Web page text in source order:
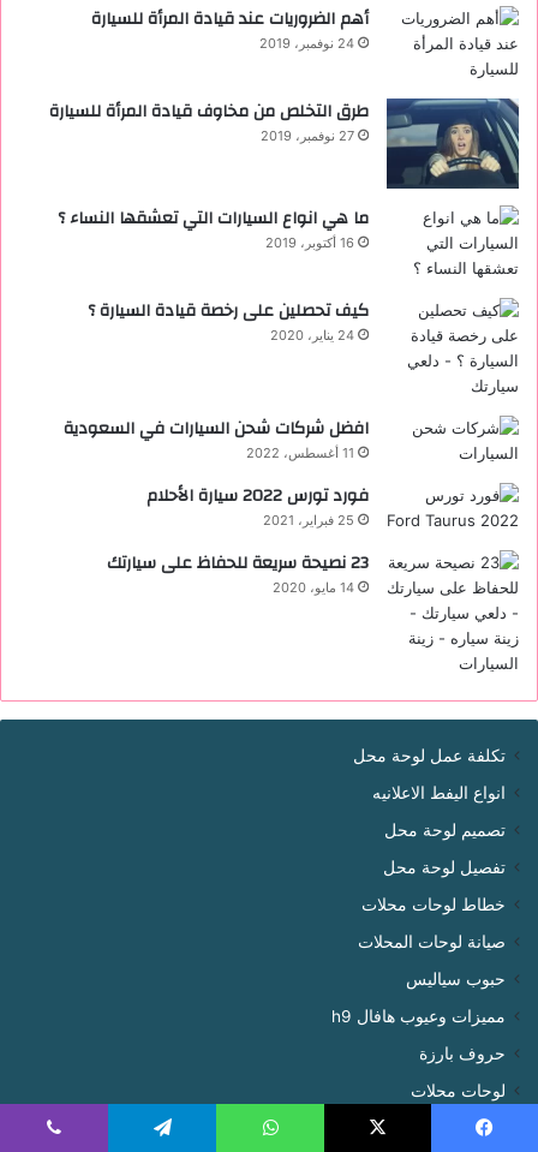
أهم الضروريات عند قيادة المرأة للسيارة
24 نوفمبر، 2019
طرق التخلص من مخاوف قيادة المرأة للسيارة
27 نوفمبر، 2019
ما هي انواع السيارات التي تعشقها النساء ؟
16 أكتوبر، 2019
كيف تحصلين على رخصة قيادة السيارة ؟
24 يناير، 2020
افضل شركات شحن السيارات في السعودية
11 أغسطس، 2022
فورد تورس 2022 ‏سيارة الأحلام
25 فبراير، 2021
23 نصيحة سريعة للحفاظ على سيارتك
14 مايو، 2020
تكلفة عمل لوحة محل
انواع اليفط الاعلانيه
تصميم لوحة محل
تفصيل لوحة محل
خطاط لوحات محلات
صيانة لوحات المحلات
حبوب سياليس
مميزات وعيوب هافال h9
حروف بارزة
لوحات محلات
لوحة محلات تجارية